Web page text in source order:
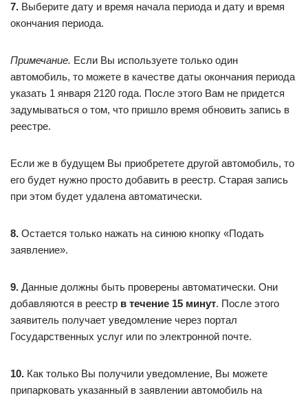
7. Выберите дату и время начала периода и дату и время
окончания периода.
Примечание. Если Вы используете только один
автомобиль, то можете в качестве даты окончания периода
указать 1 января 2120 года. После этого Вам не придется
задумываться о том, что пришло время обновить запись в
реестре.
Если же в будущем Вы приобретете другой автомобиль, то
его будет нужно просто добавить в реестр. Старая запись
при этом будет удалена автоматически.
8. Остается только нажать на синюю кнопку «Подать
заявление».
9. Данные должны быть проверены автоматически. Они
добавляются в реестр в течение 15 минут. После этого
заявитель получает уведомление через портал
Государственных услуг или по электронной почте.
10. Как только Вы получили уведомление, Вы можете
припарковать указанный в заявлении автомобиль на